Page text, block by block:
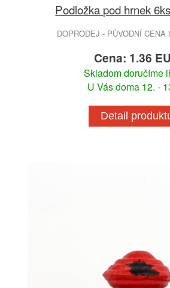
Podložka pod hrnek
DOPRODEJ - PŮVODNÍ CENA
Cena: 1.36
Skladom doručíme
U Vás doma 12. -
Detail